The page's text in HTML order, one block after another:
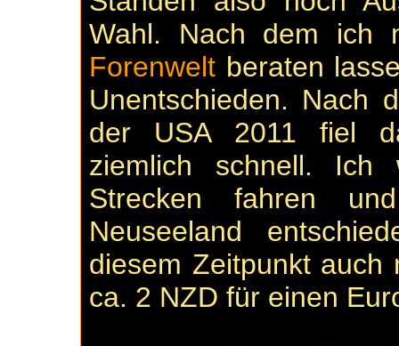
Wahl. Nach dem
Forenwelt beraten
Unentschieden. Nach
der USA 2011 fiel
ziemlich schnell.
Strecken fahren
Neuseeland
diesem Zeitpunkt
ca. 2 NZD für einen